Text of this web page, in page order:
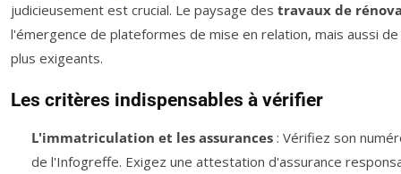
judicieusement est crucial. Le paysage des travaux de
l'émergence de plateformes de mise en relation, mais aussi
plus exigeants.
Les critères indispensables à vérifier
L'immatriculation et les assurances: Vérifiez son
de l'Infogreffe. Exigez une attestation d'assurance